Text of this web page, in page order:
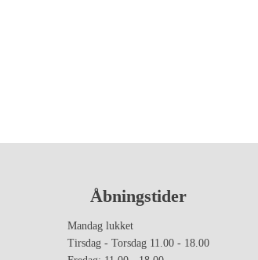
Åbningstider
Mandag lukket
Tirsdag - Torsdag 11.00 - 18.00